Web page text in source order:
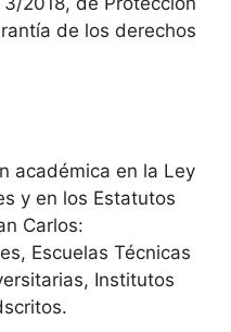
de los derechos
académica en la Ley
y en los Estatutos
Carlos:
Escuelas Técnicas
Institutos